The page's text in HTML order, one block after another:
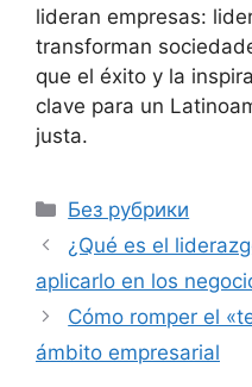
lideran empresas:
transforman
que el éxito y la
clave para un
justa.
Рубрики
Без рубрики
¿Qué es el
aplicarlo en los
Cómo romper el
ámbito empresarial